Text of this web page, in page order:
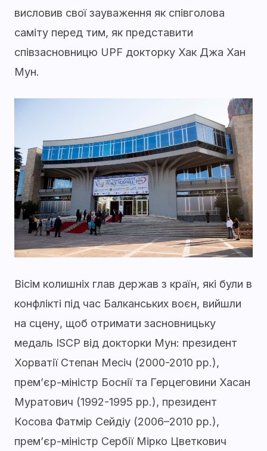
висловив свої зауваження як співголова
саміту перед тим, як представити
співзасновницю UPF докторку Хак Джа Хан
Мун.
Вісім колишніх глав держав з країн, які були в
конфлікті під час Балканських воєн, вийшли
на сцену, щоб отримати засновницьку
медаль ISCP від докторки Мун: президент
Хорватії Степан Месіч (2000-2010 рр.),
прем’єр-міністр Боснії та Герцеговини Хасан
Муратович (1992-1995 рр.), президент
Косова Фатмір Сейдіу (2006–2010 рр.),
прем’єр-міністр Сербії Мірко Цветкович